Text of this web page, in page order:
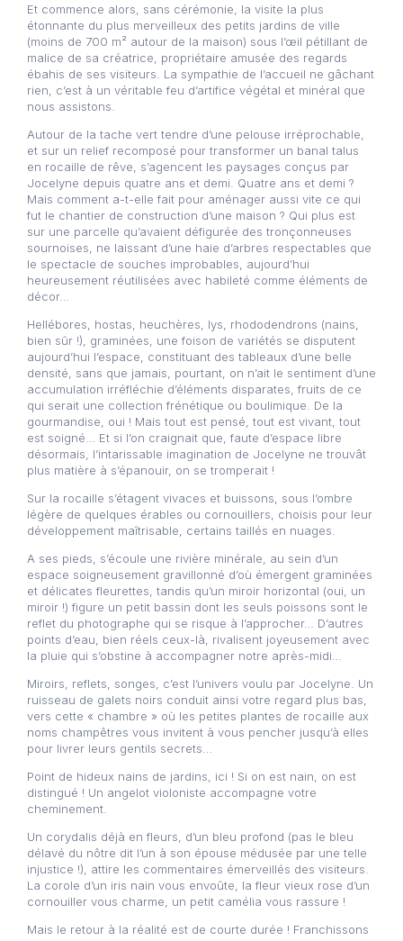
Et commence alors, sans cérémonie, la visite la plus
étonnante du plus merveilleux des petits jardins de ville
(moins de 700 m² autour de la maison) sous l’œil pétillant de
malice de sa créatrice, propriétaire amusée des regards
ébahis de ses visiteurs. La sympathie de l’accueil ne gâchant
rien, c’est à un véritable feu d’artifice végétal et minéral que
nous assistons.
Autour de la tache vert tendre d’une pelouse irréprochable,
et sur un relief recomposé pour transformer un banal talus
en rocaille de rêve, s’agencent les paysages conçus par
Jocelyne depuis quatre ans et demi. Quatre ans et demi ?
Mais comment a-t-elle fait pour aménager aussi vite ce qui
fut le chantier de construction d’une maison ? Qui plus est
sur une parcelle qu’avaient défigurée des tronçonneuses
sournoises, ne laissant d’une haie d’arbres respectables que
le spectacle de souches improbables, aujourd’hui
heureusement réutilisées avec habileté comme éléments de
décor…
Hellébores, hostas, heuchères, lys, rhododendrons (nains,
bien sûr !), graminées, une foison de variétés se disputent
aujourd’hui l’espace, constituant des tableaux d’une belle
densité, sans que jamais, pourtant, on n’ait le sentiment d’une
accumulation irréfléchie d’éléments disparates, fruits de ce
qui serait une collection frénétique ou boulimique. De la
gourmandise, oui ! Mais tout est pensé, tout est vivant, tout
est soigné… Et si l’on craignait que, faute d’espace libre
désormais, l’intarissable imagination de Jocelyne ne trouvât
plus matière à s’épanouir, on se tromperait !
Sur la rocaille s’étagent vivaces et buissons, sous l’ombre
légère de quelques érables ou cornouillers, choisis pour leur
développement maîtrisable, certains taillés en nuages.
A ses pieds, s’écoule une rivière minérale, au sein d’un
espace soigneusement gravillonné d’où émergent graminées
et délicates fleurettes, tandis qu’un miroir horizontal (oui, un
miroir !) figure un petit bassin dont les seuls poissons sont le
reflet du photographe qui se risque à l’approcher… D’autres
points d’eau, bien réels ceux-là, rivalisent joyeusement avec
la pluie qui s’obstine à accompagner notre après-midi…
Miroirs, reflets, songes, c’est l’univers voulu par Jocelyne. Un
ruisseau de galets noirs conduit ainsi votre regard plus bas,
vers cette « chambre » où les petites plantes de rocaille aux
noms champêtres vous invitent à vous pencher jusqu’à elles
pour livrer leurs gentils secrets…
Point de hideux nains de jardins, ici ! Si on est nain, on est
distingué ! Un angelot violoniste accompagne votre
cheminement.
Un corydalis déjà en fleurs, d’un bleu profond (pas le bleu
délavé du nôtre dit l’un à son épouse médusée par une telle
injustice !), attire les commentaires émerveillés des visiteurs.
La corole d’un iris nain vous envoûte, la fleur vieux rose d’un
cornouiller vous charme, un petit camélia vous rassure !
Mais le retour à la réalité est de courte durée ! Franchissons